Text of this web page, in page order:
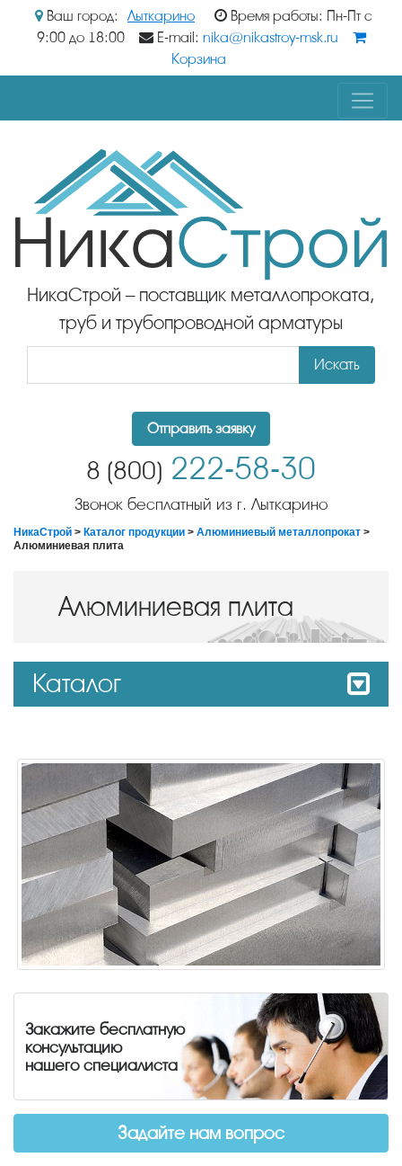
Ваш город: Лыткарино
Время работы: Пн-Пт с
9:00 до 18:00
E-mail: nika@nikastroy-msk.ru
Корзина
НикаСтрой – поставщик металлопроката,
труб и трубопроводной арматуры
Искать
Отправить заявку
8 (800) 222-58-30
Звонок бесплатный из г. Лыткарино
НикаСтрой > Каталог продукции > Алюминиевый металлопрокат >
Алюминиевая плита
Алюминиевая плита
Каталог
Закажите бесплатную
консультацию
нашего специалиста
Задайте нам вопрос